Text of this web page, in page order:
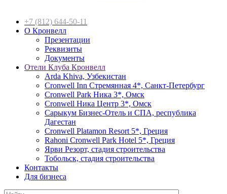
+7 (812) 644-50-11
О Кронвелл
Презентации
Реквизиты
Документы
Отели Клуба Кронвелл
Arda Khiva, Узбекистан
Cronwell Inn Стремянная 4*, Санкт-Петербург
Cronwell Park Ника 3*, Омск
Cronwell Ника Центр 3*, Омск
Сарыкум Бизнес-Отель и СПА, республика
Дагестан
Cronwell Platamon Resort 5*, Греция
Rahoni Cronwell Park Hotel 5*, Греция
Ярви Резорт, стадия строительства
Тобольск, стадия строительства
Контакты
Для бизнеса